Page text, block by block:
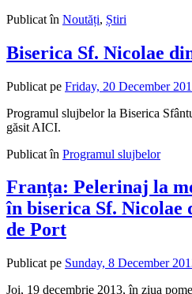
Publicat în Noutăți, Știri
Biserica Sf. Nicolae
Publicat pe Friday, 20 December
Programul slujbelor la Biserica
găsit AICI.
Publicat în Programul slujbelor
Franța: Pelerinaj la
în biserica Sf. Nicolae
de Port
Publicat pe Sunday, 8 December
Joi, 19 decembrie 2013, în ziua